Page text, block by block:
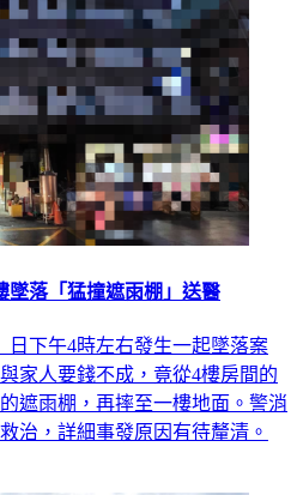
落「猛撞遮雨棚」送醫
日下午4時左右發生一起墜落案
家人要錢不成，竟從4樓房間的
遮雨棚，再摔至一樓地面。警消
治，詳細事發原因有待釐清。